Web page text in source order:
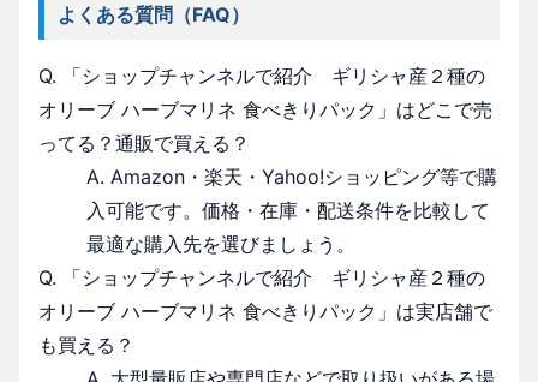
よくある質問（FAQ）
Q. 「ショップチャンネルで紹介 ギリシャ産２種の
オリーブ ハーブマリネ 食べきりパック」はどこで売
ってる？通販で買える？
A. Amazon・楽天・Yahoo!ショッピング等で購
入可能です。価格・在庫・配送条件を比較して
最適な購入先を選びましょう。
Q. 「ショップチャンネルで紹介 ギリシャ産２種の
オリーブ ハーブマリネ 食べきりパック」は実店舗で
も買える？